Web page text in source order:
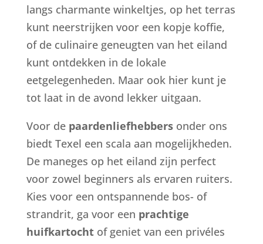
langs charmante winkeltjes, op het terras
kunt neerstrijken voor een kopje koffie,
of de culinaire geneugten van het eiland
kunt ontdekken in de lokale
eetgelegenheden. Maar ook hier kunt je
tot laat in de avond lekker uitgaan.
Voor de paardenliefhebbersonder ons
biedt Texel een scala aan mogelijkheden.
De maneges op het eiland zijn perfect
voor zowel beginners als ervaren ruiters.
Kies voor een ontspannende bos- of
strandrit, ga voor een prachtige
huifkartochtof geniet van een privéles